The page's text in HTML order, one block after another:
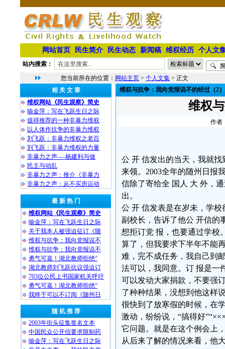
网站首页 民生简介 民生动态 新闻稿 维权经历 个人文
站内搜索：
您当前所在的位置： 网站主页 > 个人文集 > 正文
相 关 文 章
维权网站《民生观察》简史
喻金萍：写在飞跃生日之际
值得推荐的一种非暴力维权
以人体作抗争的非暴力维权
刘飞跃：非暴力维权之老百
刘飞跃：非暴力维权的力量
非暴力之声----杨建利与做
民主与动乱
非暴力之声：推介《非暴力
非暴力之声：从不买房运动
最 新 热 门
维权网站《民生观察》简史
喻金萍：写在飞跃生日之际
关于我本人被强迫征订《随
维权与抗争：我向党报说不
维权与抗争：我向党报说不
勇气可嘉！湖北教师拒绝“
湖北教师刘飞跃抗议强迫订
703位公民上书国家机关呼吁
勇气可嘉！湖北教师拒绝“
我终于可以不订阅《随州日
随 机 推 荐
2003年街头征集签名文本
中国民众公开信要求限制药
喻金萍：写在飞跃生日之际
维权与抗争：我向党报说不的经过（2）
维权
作者
公 开 信发出的当天，我就
来领。2003全年的随州日报
信除了寄给全 国人 大 外，
出。
公 开 信发表是在岁未，学
副校长，告诉了他公 开信的
想拒订党 报，也要通过学校
算了，但我要求下半年不能
难，完不成任务，我自己到
法可以，我同意。订 报是一
可以发动大家捐款，不要强
了种种结果，没想到他这样
很快到了放寒假的时候，在
激动，纷纷说，“搞得好
它问题。就是在这个例会上
从后来了解的情况来看，他